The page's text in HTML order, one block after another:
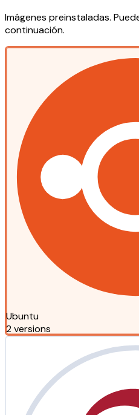
Imágenes preinstaladas.
continuación.
Ubuntu
2 versions